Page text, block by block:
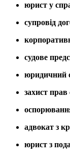
юрист у
супровід
судове
юридичний
захист
адвокат з
юрист з